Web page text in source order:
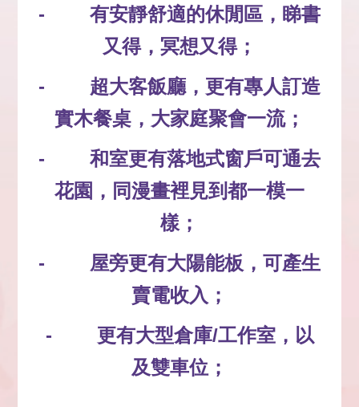
- 有安靜舒適的休閒區，睇書
又得，冥想又得；
- 超大客飯廳，更有專人訂造
實木餐桌，大家庭聚會一流；
- 和室更有落地式窗戶可通去
花園，同漫畫裡見到都一模一
樣；
- 屋旁更有大陽能板，可產生
賣電收入；
- 更有大型倉庫/工作室，以
及雙車位；